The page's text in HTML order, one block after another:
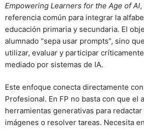
Empowering Learners for the Age of AI
referencia común para integrar la
educación primaria y secundaria. El
alumnado “sepa usar prompts”, sino
utilizar, evaluar y participar
mediado por sistemas de IA.
Este enfoque conecta directamente
Profesional. En FP no basta con que el
herramientas generativas para
imágenes o resolver tareas. Necesita